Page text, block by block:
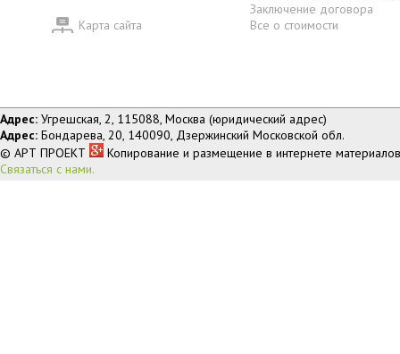
Карта сайта
Заключение договора
Все о стоимости
Адрес: Угрешская, 2, 115088, Москва (юридический адрес)
Адрес: Бондарева, 20, 140090, Дзержинский Московской обл.
© АРТ ПРОЕКТ
Копирование и размещение в интернете
Связаться с нами.